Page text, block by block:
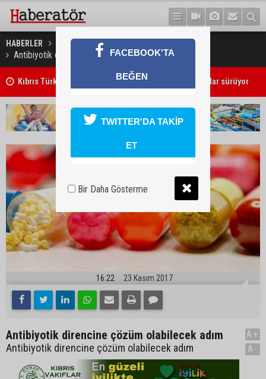
HABERLER SAĞLIK
Antibiyotik direncine çözüm olabilecek adım
Kıbrıs Türk Üniversite Öğrencileri Kongresi için kayıtlar sürüyor
16:22 23 Kasım 2017
Antibiyotik direncine çözüm olabilecek adım
Antibiyotik direncine çözüm olabilecek adım
A+
A-
FACEBOOK'TA
BEĞEN
TWITTER'DA TAKİP
ET
Bir Daha Gösterme